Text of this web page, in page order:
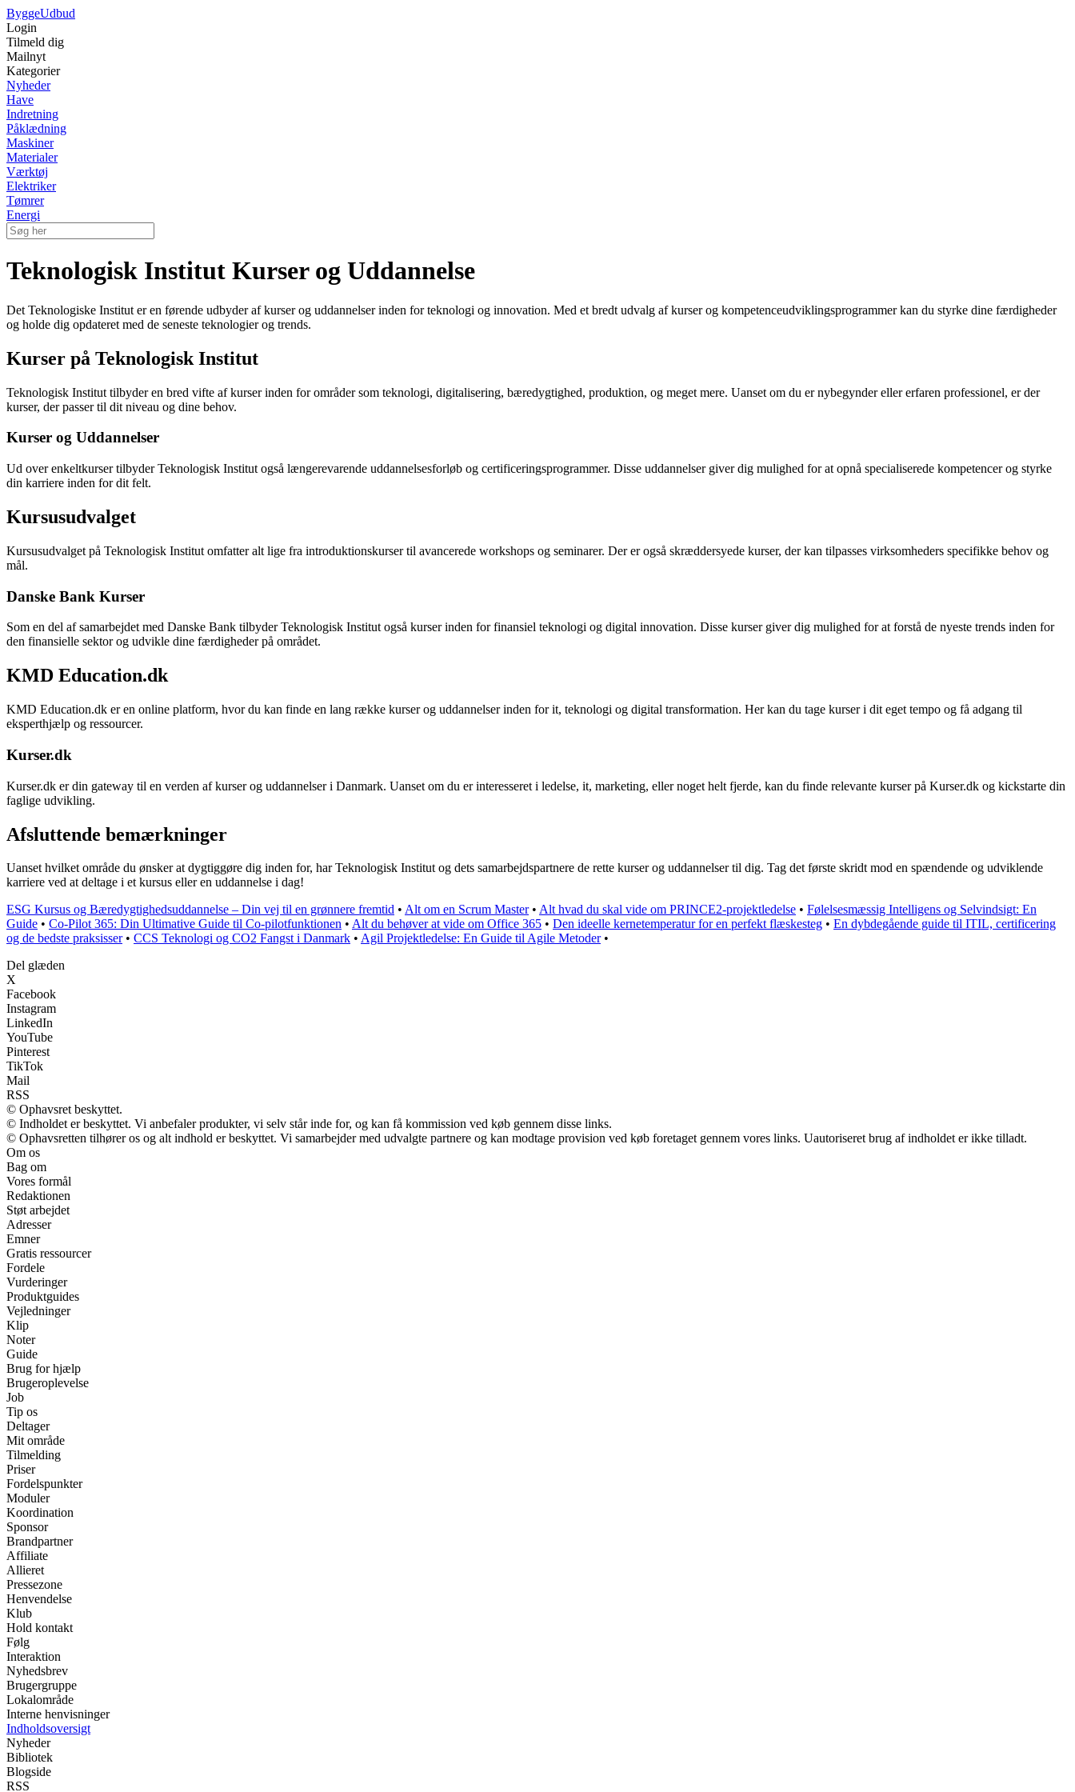
ByggeUdbud
Login
Tilmeld dig
Mailnyt
Kategorier
Nyheder
Have
Indretning
Påklædning
Maskiner
Materialer
Værktøj
Elektriker
Tømrer
Energi
Teknologisk Institut Kurser og Uddannelse
Det Teknologiske Institut er en førende udbyder af kurser og uddannelser inden for teknologi og innovation. Med et bredt udvalg af kurser og kompetenceudviklingsprogrammer kan du styrke dine færdigheder
og holde dig opdateret med de seneste teknologier og trends.
Kurser på Teknologisk Institut
Teknologisk Institut tilbyder en bred vifte af kurser inden for områder som teknologi, digitalisering, bæredygtighed, produktion, og meget mere. Uanset om du er nybegynder eller erfaren professionel, er der
kurser, der passer til dit niveau og dine behov.
Kurser og Uddannelser
Ud over enkeltkurser tilbyder Teknologisk Institut også længerevarende uddannelsesforløb og certificeringsprogrammer. Disse uddannelser giver dig mulighed for at opnå specialiserede kompetencer og styrke
din karriere inden for dit felt.
Kursusudvalget
Kursusudvalget på Teknologisk Institut omfatter alt lige fra introduktionskurser til avancerede workshops og seminarer. Der er også skræddersyede kurser, der kan tilpasses virksomheders specifikke behov og
mål.
Danske Bank Kurser
Som en del af samarbejdet med Danske Bank tilbyder Teknologisk Institut også kurser inden for finansiel teknologi og digital innovation. Disse kurser giver dig mulighed for at forstå de nyeste trends inden for
den finansielle sektor og udvikle dine færdigheder på området.
KMD Education.dk
KMD Education.dk er en online platform, hvor du kan finde en lang række kurser og uddannelser inden for it, teknologi og digital transformation. Her kan du tage kurser i dit eget tempo og få adgang til
eksperthjælp og ressourcer.
Kurser.dk
Kurser.dk er din gateway til en verden af kurser og uddannelser i Danmark. Uanset om du er interesseret i ledelse, it, marketing, eller noget helt fjerde, kan du finde relevante kurser på Kurser.dk og kickstarte din
faglige udvikling.
Afsluttende bemærkninger
Uanset hvilket område du ønsker at dygtiggøre dig inden for, har Teknologisk Institut og dets samarbejdspartnere de rette kurser og uddannelser til dig. Tag det første skridt mod en spændende og udviklende
karriere ved at deltage i et kursus eller en uddannelse i dag!
ESG Kursus og Bæredygtighedsuddannelse – Din vej til en grønnere fremtid • Alt om en Scrum Master• Alt hvad du skal vide om PRINCE2-projektledelse • Følelsesmæssig Intelligens og Selvindsigt: En
Guide • Co-Pilot 365: Din Ultimative Guide til Co-pilotfunktionen • Alt du behøver at vide om Office 365 • Den ideelle kernetemperatur for en perfekt flæskesteg • En dybdegående guide til ITIL, certificering
og de bedste praksisser• CCS Teknologi og CO2 Fangst i Danmark • Agil Projektledelse: En Guide til Agile Metoder•
Del glæden
X
Facebook
Instagram
LinkedIn
YouTube
Pinterest
TikTok
Mail
RSS
© Ophavsret beskyttet.
© Indholdet er beskyttet. Vi anbefaler produkter, vi selv står inde for, og kan få kommission ved køb gennem disse links.
© Ophavsretten tilhører os og alt indhold er beskyttet. Vi samarbejder med udvalgte partnere og kan modtage provision ved køb foretaget gennem vores links. Uautoriseret brug af indholdet er ikke tilladt.
Om os
Bag om
Vores formål
Redaktionen
Støt arbejdet
Adresser
Emner
Gratis ressourcer
Fordele
Vurderinger
Produktguides
Vejledninger
Klip
Noter
Guide
Brug for hjælp
Brugeroplevelse
Job
Tip os
Deltager
Mit område
Tilmelding
Priser
Fordelspunkter
Moduler
Koordination
Sponsor
Brandpartner
Affiliate
Allieret
Pressezone
Henvendelse
Klub
Hold kontakt
Følg
Interaktion
Nyhedsbrev
Brugergruppe
Lokalområde
Interne henvisninger
Indholdsoversigt
Nyheder
Bibliotek
Blogside
RSS